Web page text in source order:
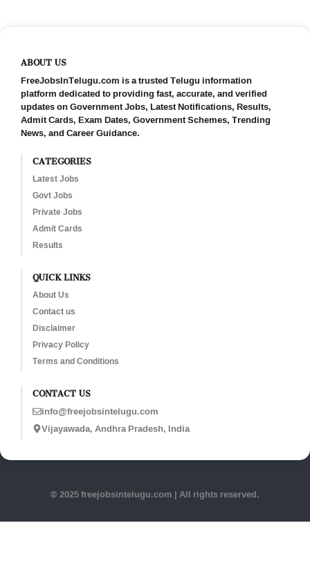
ABOUT US
FreeJobsInTelugu.com is a trusted Telugu information
platform dedicated to providing fast, accurate, and verified
updates on Government Jobs, Latest Notifications, Results,
Admit Cards, Exam Dates, Government Schemes, Trending
News, and Career Guidance.
CATEGORIES
Latest Jobs
Govt Jobs
Private Jobs
Admit Cards
Results
QUICK LINKS
About Us
Contact us
Disclaimer
Privacy Policy
Terms and Conditions
CONTACT US
info@freejobsintelugu.com
Vijayawada, Andhra Pradesh, India
© 2025 freejobsintelugu.com | All rights reserved.